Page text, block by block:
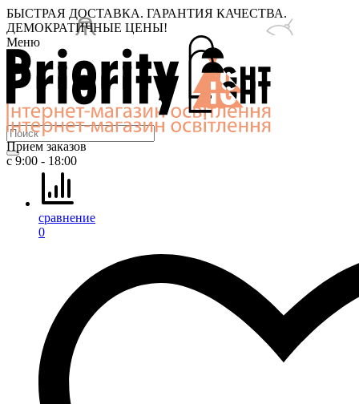
БЫСТРАЯ ДОСТАВКА. ГАРАНТИЯ КАЧЕСТВА.
ДЕМОКРАТИЧНЫЕ ЦЕНЫ!
Меню
Прием заказов
с 9:00 - 18:00
сравнение
0